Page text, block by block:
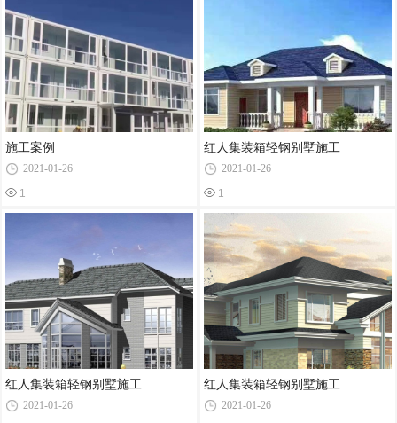
施工案例
2021-01-26
1
红人集装箱轻钢别墅施工
2021-01-26
红人集装箱轻钢别墅施工
2021-01-26
1
红人集装箱轻钢别墅施工
2021-01-26